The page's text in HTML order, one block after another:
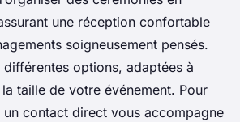
une réception confortable
soigneusement pensés.
options, adaptées à
taille de votre événement. Pour
contact direct vous accompagne